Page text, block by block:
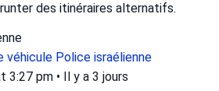
des itinéraires alternatifs.
véhicule Police israélienne
3:27 pm • Il y a 3 jours